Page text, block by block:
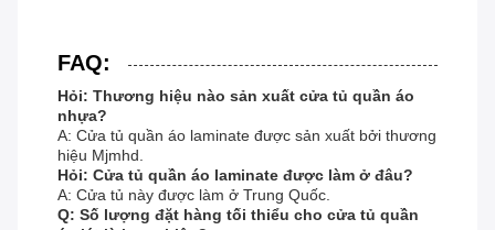
FAQ:
Hỏi: Thương hiệu nào sản xuất cửa tủ quần áo
nhựa?
A: Cửa tủ quần áo laminate được sản xuất bởi thương
hiệu Mjmhd.
Hỏi: Cửa tủ quần áo laminate được làm ở đâu?
A: Cửa tủ này được làm ở Trung Quốc.
Q: Số lượng đặt hàng tối thiểu cho cửa tủ quần